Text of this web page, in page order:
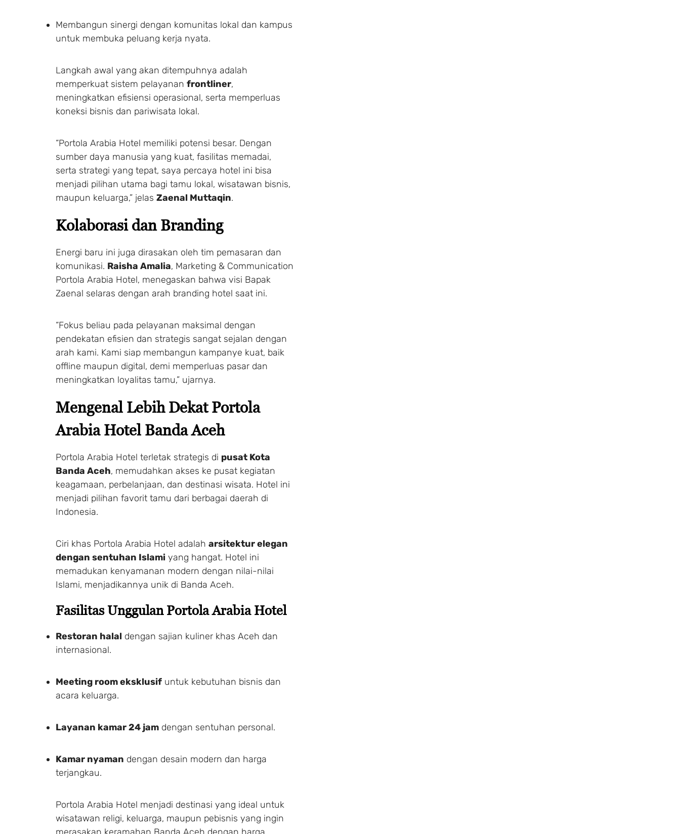
Membangun sinergi dengan komunitas lokal dan kampus
untuk membuka peluang kerja nyata.
Langkah awal yang akan ditempuhnya adalah
memperkuat sistem pelayanan frontliner,
meningkatkan efisiensi operasional, serta memperluas
koneksi bisnis dan pariwisata lokal.
“Portola Arabia Hotel memiliki potensi besar. Dengan
sumber daya manusia yang kuat, fasilitas memadai,
serta strategi yang tepat, saya percaya hotel ini bisa
menjadi pilihan utama bagi tamu lokal, wisatawan bisnis,
maupun keluarga,” jelas Zaenal Muttaqin.
Kolaborasi dan Branding
Energi baru ini juga dirasakan oleh tim pemasaran dan
komunikasi. Raisha Amalia, Marketing & Communication
Portola Arabia Hotel, menegaskan bahwa visi Bapak
Zaenal selaras dengan arah branding hotel saat ini.
“Fokus beliau pada pelayanan maksimal dengan
pendekatan efisien dan strategis sangat sejalan dengan
arah kami. Kami siap membangun kampanye kuat, baik
offline maupun digital, demi memperluas pasar dan
meningkatkan loyalitas tamu,” ujarnya.
Mengenal Lebih Dekat Portola
Arabia Hotel Banda Aceh
Portola Arabia Hotel terletak strategis di pusat Kota
Banda Aceh, memudahkan akses ke pusat kegiatan
keagamaan, perbelanjaan, dan destinasi wisata. Hotel ini
menjadi pilihan favorit tamu dari berbagai daerah di
Indonesia.
Ciri khas Portola Arabia Hotel adalah arsitektur elegan
dengan sentuhan Islami yang hangat. Hotel ini
memadukan kenyamanan modern dengan nilai-nilai
Islami, menjadikannya unik di Banda Aceh.
Fasilitas Unggulan Portola Arabia Hotel
Restoran halal dengan sajian kuliner khas Aceh dan
internasional.
Meeting room eksklusif untuk kebutuhan bisnis dan
acara keluarga.
Layanan kamar 24 jam dengan sentuhan personal.
Kamar nyaman dengan desain modern dan harga
terjangkau.
Portola Arabia Hotel menjadi destinasi yang ideal untuk
wisatawan religi, keluarga, maupun pebisnis yang ingin
merasakan keramahan Banda Aceh dengan harga